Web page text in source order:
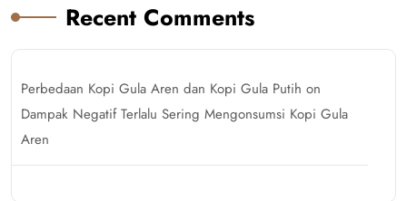
Recent Comments
Perbedaan Kopi Gula Aren dan Kopi Gula Putih on
Dampak Negatif Terlalu Sering Mengonsumsi Kopi Gula
Aren